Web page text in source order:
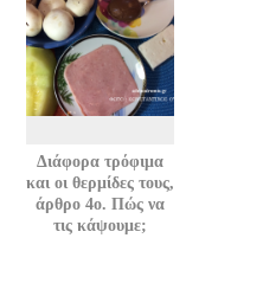
Διάφορα τρόφιμα
και οι θερμίδες τους,
άρθρο 4ο. Πώς να
τις κάψουμε;